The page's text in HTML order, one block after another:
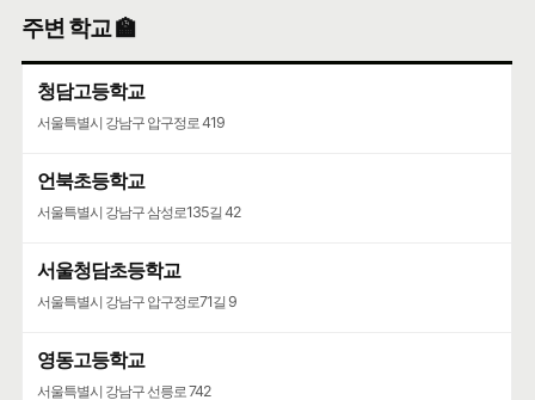
주변 학교 🏫
청담고등학교
서울특별시 강남구 압구정로 419
언북초등학교
서울특별시 강남구 삼성로135길 42
서울청담초등학교
서울특별시 강남구 압구정로71길 9
영동고등학교
서울특별시 강남구 선릉로 742